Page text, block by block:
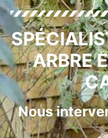
ARBRE
Nous